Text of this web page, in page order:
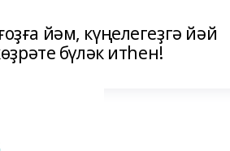
йәм, күңелегеҙгә йәй
бүләк итһен!